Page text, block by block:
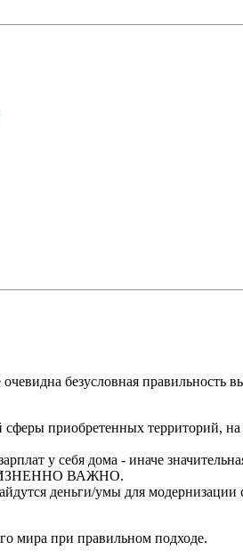
безусловная
приобретенных территорий,
у себя дома - иначе
ЖИЗНЕННО ВАЖНО.
деньги/умы для модернизации
мира при правильном подходе.